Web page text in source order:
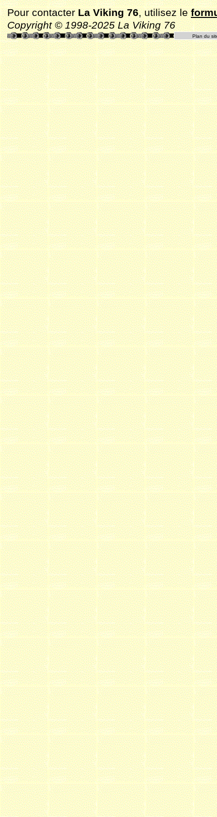
Pour contacterLa Viking 76, utilisez le
Copyright © 1998-2025 La Viking 76
Plan du